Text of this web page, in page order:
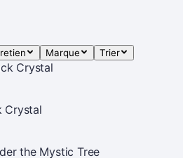
Marque Trier
Crystal